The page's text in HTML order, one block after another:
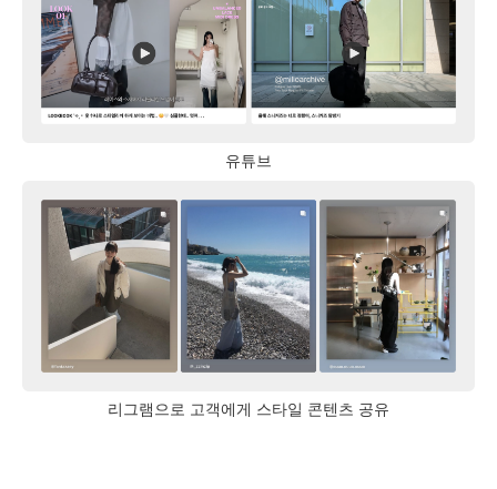
유튜브
리그램으로 고객에게 스타일 콘텐츠 공유